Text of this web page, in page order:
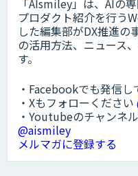
プロダクト紹介を行う
した編集部がDX推進の
の活用方法、ニュース
す。
・Facebookでも発信し
・Xもフォローください
・Youtubeのチャンネ
@aismiley
メルマガに登録する